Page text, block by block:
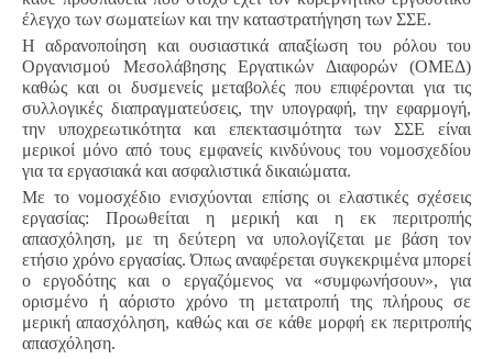
έλεγχο των σωματείων και την καταστρατήγηση των ΣΣΕ.
Η αδρανοποίηση και ουσιαστικά απαξίωση του ρόλου του
Οργανισμού Μεσολάβησης Εργατικών Διαφορών (ΟΜΕΔ)
καθώς και οι δυσμενείς μεταβολές που επιφέρονται για τις
συλλογικές διαπραγματεύσεις, την υπογραφή, την εφαρμογή,
την υποχρεωτικότητα και επεκτασιμότητα των ΣΣΕ είναι
μερικοί μόνο από τους εμφανείς κινδύνους του νομοσχεδίου
για τα εργασιακά και ασφαλιστικά δικαιώματα.
Με το νομοσχέδιο ενισχύονται επίσης οι ελαστικές σχέσεις
εργασίας: Προωθείται η μερική και η εκ περιτροπής
απασχόληση, με τη δεύτερη να υπολογίζεται με βάση τον
ετήσιο χρόνο εργασίας. Όπως αναφέρεται συγκεκριμένα μπορεί
ο εργοδότης και ο εργαζόμενος να «συμφωνήσουν», για
ορισμένο ή αόριστο χρόνο τη μετατροπή της πλήρους σε
μερική απασχόληση, καθώς και σε κάθε μορφή εκ περιτροπής
απασχόληση.